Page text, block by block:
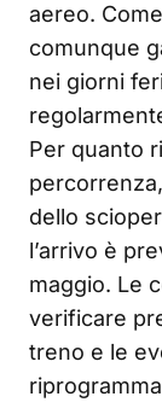
aereo.
comunque
nei giorni
Per quanto
dello
l’arrivo è
maggio. Le
verificare
treno e le